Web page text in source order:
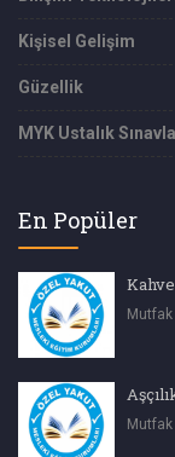
Kişisel Gelişim
Güzellik
MYK Ustalık
En Popüler
Mutfak
Mutfak